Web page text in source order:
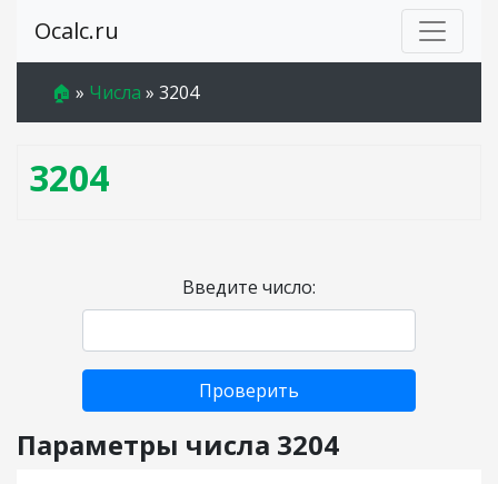
Ocalc.ru
🏠 » Числа » 3204
3204
Введите число:
Проверить
Параметры числа 3204